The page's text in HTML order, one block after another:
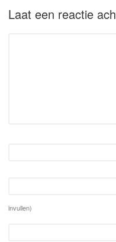
Laat een reactie
invullen)